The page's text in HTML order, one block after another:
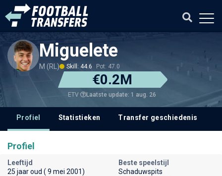
Miguelete
M (RL) Skill: 44.6 Pot: 47.0
€0.2M
ETV Laatste update: 1 aug. 26
Profiel Statistieken Transfer geschiedenis
Profiel
Leeftijd
25 jaar oud ( 9 mei 2001)
Beste speelstijl
Schaduwspits